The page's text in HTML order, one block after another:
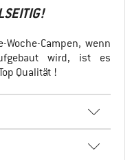
Campen, wenn
wird, ist es
Qualität !